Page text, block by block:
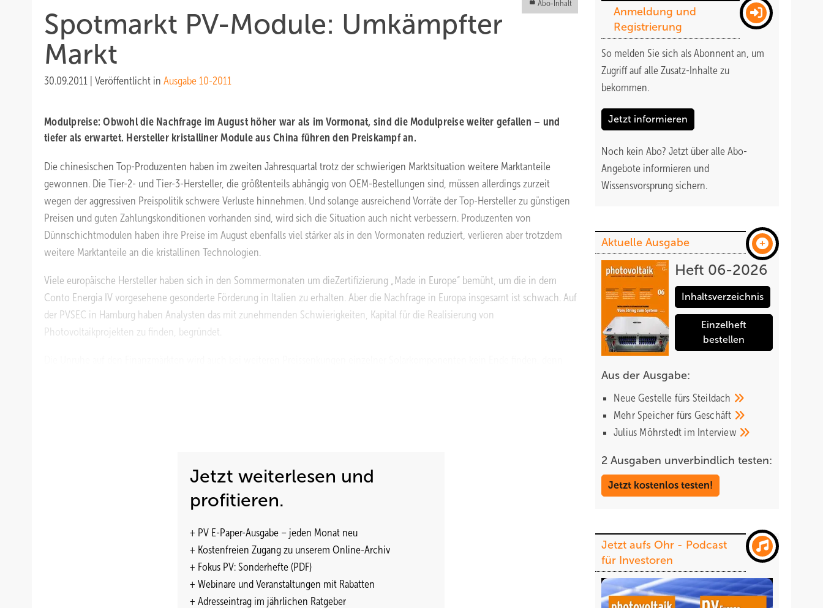
Abo-Inhalt
Spotmarkt PV-Module: Umkämpfter
Markt
30.09.2011 Veröffentlicht in Ausgabe 10-2011
Modulpreise:Obwohl die Nachfrage im August höher war als im Vormonat, sind die Modulpreise weiter gefallen – und
tiefer als erwartet. Hersteller kristalliner Module aus China führen den Preiskampf an.
Die chinesischen Top-Produzenten haben im zweiten Jahresquartal trotz der schwierigen Marktsituation weitere Marktanteile
gewonnen. Die Tier-2- und Tier-3-Hersteller, die größtenteils abhängig von OEM-Bestellungen sind, müssen allerdings zurzeit
wegen der aggressiven Preispolitik schwere Verluste hinnehmen. Und solange ausreichend Vorräte der Top-Hersteller zu günstigen
Preisen und guten Zahlungskonditionen vorhanden sind, wird sich die Situation auch nicht verbessern. Produzenten von
Dünnschichtmodulen haben ihre Preise im August ebenfalls viel stärker als in den Vormonaten reduziert, verlieren aber trotzdem
weitere Marktanteile an die kristallinen Technologien.
Viele europäische Hersteller haben sich in den Sommermonaten um dieZertifizierung „Made in Europe“ bemüht, um die in dem
Conto Energia IV vorgesehene gesonderte Förderung in Italien zu erhalten. Aber die Nachfrage in Europa insgesamt ist schwach. Auf
der PVSEC in Hamburg haben Analysten das mit zunehmenden Schwierigkeiten, Kapital für die Realisierung von
Photovoltaikprojekten zu finden, begründet.
mehreren tausend Angeboten der gleichnamigen Online-Handelsplattform ermittelt. Das Unternehmen bietet darüber hinaus
Beratungsleistungen rund um den Photovoltaikmarkt sowie eine umfangreiche Produktdatenbank an. Im Mittelpunkt steht die
persönliche Betreuung der Kunden aus aller Welt. Die Teilnahme am internationalen Handelsplatz ist für Fachfirmen kostenlos.
Jetzt weiterlesen und
profitieren.
+ PV E-Paper-Ausgabe – jeden Monat neu
+ Kostenfreien Zugang zu unserem Online-Archiv
+ Fokus PV: Sonderhefte (PDF)
+ Webinare und Veranstaltungen mit Rabatten
+ Adresseintrag im jährlichen Ratgeber
Anmeldung und
Registrierung
So melden Sie sich als Abonnent an, um
Zugriff auf alle Zusatz-Inhalte zu
bekommen.
Jetzt informieren
Noch kein Abo? Jetzt über alle Abo-
Angebote informieren und
Wissensvorsprung sichern.
Aktuelle Ausgabe
Heft 06-2026
Inhaltsverzeichnis
Einzelheft
bestellen
Aus der Ausgabe:
Neue Gestelle fürs Steildach
Mehr Speicher fürs Geschäft
Julius Möhrstedt im Interview
2 Ausgaben unverbindlich testen:
Jetzt kostenlos testen!
Jetzt aufs Ohr - Podcast
für Investoren